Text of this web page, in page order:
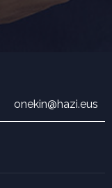
onekin@hazi.eus